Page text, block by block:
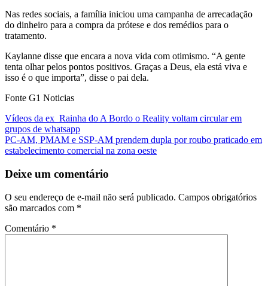
Nas redes sociais, a família iniciou uma campanha de arrecadação
do dinheiro para a compra da prótese e dos remédios para o
tratamento.
Kaylanne disse que encara a nova vida com otimismo. “A gente
tenta olhar pelos pontos positivos. Graças a Deus, ela está viva e
isso é o que importa”, disse o pai dela.
Fonte G1 Noticias
Navegação
de
Post
Vídeos da ex Rainha do A Bordo o Reality voltam circular em
grupos de whatsapp
PC-AM, PMAM e SSP-AM prendem dupla por roubo praticado em
estabelecimento comercial na zona oeste
Deixe um comentário
O seu endereço de e-mail não será publicado. Campos obrigatórios
são marcados com *
Comentário *